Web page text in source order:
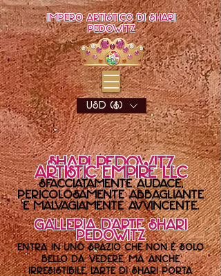
Impero artistico di Shari
Pedowitz
USD ($)
Shari Pedowitz
Artistic Empire LLC
Sfacciatamente audace,
pericolosamente abbagliante
e malvagiamente avvincente.
Galleria d'arte Shari
Pedowitz
Entra in uno spazio che non è solo
bello da vedere, ma anche
irresistibile. L'arte di Shari porta